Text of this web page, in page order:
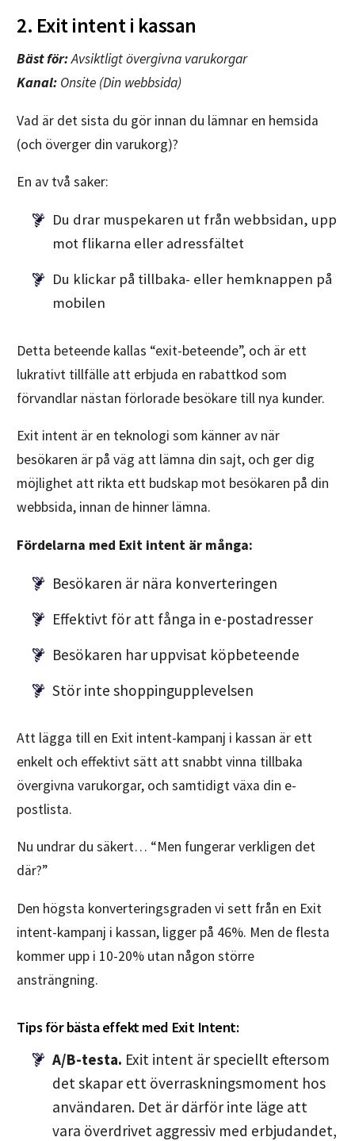
2. Exit intent i kassan
Bäst för:Avsiktligt övergivna varukorgar
Kanal: Onsite (Din webbsida)
Vad är det sista du gör innan du lämnar en hemsida
(och överger din varukorg)?
En av två saker:
Du drar muspekaren ut från webbsidan, upp
mot flikarna eller adressfältet
Du klickar på tillbaka- eller hemknappen på
mobilen
Detta beteende kallas “exit-beteende”, och är ett
lukrativt tillfälle att erbjuda en rabattkod som
förvandlar nästan förlorade besökare till nya kunder.
Exit intent är en teknologi som känner av när
besökaren är på väg att lämna din sajt, och ger dig
möjlighet att rikta ett budskap mot besökaren på din
webbsida, innan de hinner lämna.
Fördelarna med Exit intent är många:
Besökaren är nära konverteringen
Effektivt för att fånga in e-postadresser
Besökaren har uppvisat köpbeteende
Stör inte shoppingupplevelsen
Att lägga till en Exit intent-kampanj i kassan är ett
enkelt och effektivt sätt att snabbt vinna tillbaka
övergivna varukorgar, och samtidigt växa din e-
postlista.
Nu undrar du säkert… “Men fungerar verkligen det
där?”
Den högsta konverteringsgraden vi sett från en Exit
intent-kampanj i kassan, ligger på 46%. Men de flesta
kommer upp i 10-20% utan någon större
ansträngning.
Tips för bästa effekt med Exit Intent:
A/B-testa. Exit intent är speciellt eftersom
det skapar ett överraskningsmoment hos
användaren. Det är därför inte läge att
vara överdrivet aggressiv med erbjudandet,